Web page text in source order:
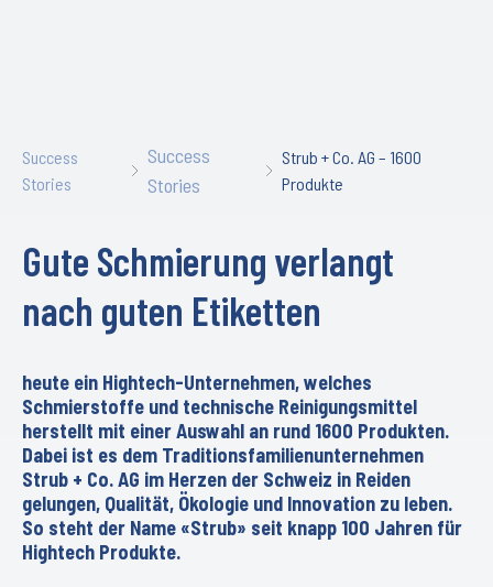
Success
Stories
Success
Stories
Strub + Co. AG – 1600
Produkte
Gute Schmierung verlangt
nach guten Etiketten
heute ein Hightech-Unternehmen, welches
Schmierstoffe und technische Reinigungsmittel
herstellt mit einer Auswahl an rund 1600 Produkten.
Dabei ist es dem Traditionsfamilienunternehmen
Strub + Co. AG im Herzen der Schweiz in Reiden
gelungen, Qualität, Ökologie und Innovation zu leben.
So steht der Name «Strub» seit knapp 100 Jahren für
Hightech Produkte.